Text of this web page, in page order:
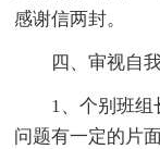
感谢信两封。
四、审视自
1、个别班
问题有一定的片